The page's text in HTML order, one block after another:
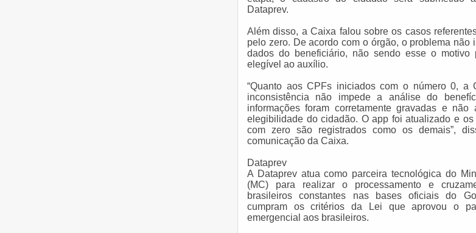
Dataprev.
Além disso, a Caixa falou sobre os casos
pelo zero. De acordo com o órgão, o problema não
dados do beneficiário, não sendo esse o motivo
elegível ao auxílio.
“Quanto aos CPFs iniciados com o número 0, a
inconsistência não impede a análise do
informações foram corretamente gravadas e
elegibilidade do cidadão. O app foi atualizado e
com zero são registrados como os demais”,
comunicação da Caixa.
Dataprev
A Dataprev atua como parceira tecnológica do
(MC) para realizar o processamento e
brasileiros constantes nas bases oficiais do
cumpram os critérios da Lei que aprovou o
emergencial aos brasileiros.